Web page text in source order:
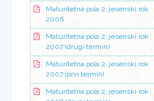
Maturitetna pola 2, jesenski rok
2006
Maturitetna pola 2, jesenski rok
2007 (drugi termin)
Maturitetna pola 2, jesenski rok
2007 (prvi termin)
Maturitetna pola 2, jesenski rok